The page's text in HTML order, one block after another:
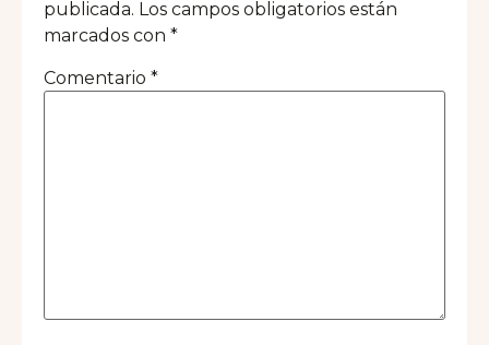
publicada. Los campos obligatorios están
marcados con *
Comentario *